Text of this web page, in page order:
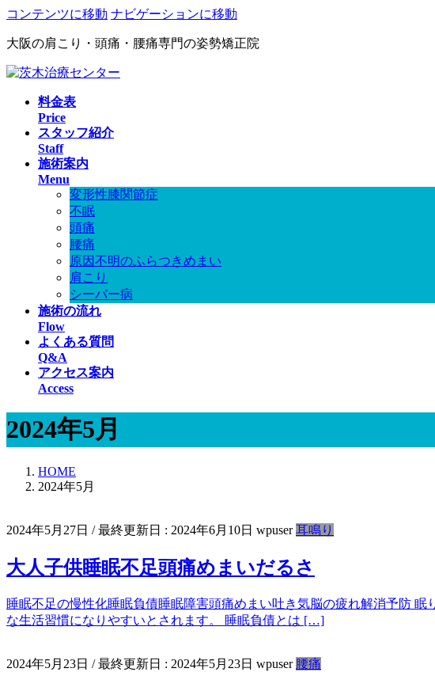
コンテンツに移動 ナビゲーションに移動
大阪の肩こり・頭痛・腰痛専門の姿勢矯正院
料金表
Price
スタッフ紹介
Staff
施術案内
Menu
変形性膝関節症
不眠
頭痛
腰痛
原因不明のふらつきめまい
肩こり
シーバー病
施術の流れ
Flow
よくある質問
Q&A
アクセス案内
Access
2024年5月
HOME
2024年5月
2024年5月27日 / 最終更新日 : 2024年6月10日 wpuser 耳鳴り
大人子供睡眠不足頭痛めまいだるさ
睡眠不足の慢性化睡眠負債睡眠障害頭痛めまい吐き気脳の疲れ解消予防
な生活習慣になりやすいとされます。 睡眠負債とは […]
2024年5月23日 / 最終更新日 : 2024年5月23日 wpuser 腰痛